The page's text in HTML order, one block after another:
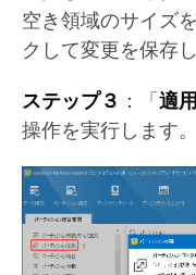
空き領域のサイズ
クして変更を保存し
ステップ３ ：「 適用
操作を実行します。